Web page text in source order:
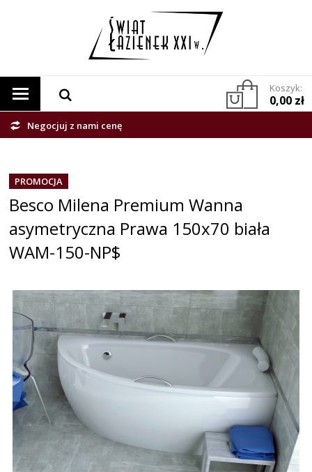
Koszyk:
0,00 zł
Negocjuj z nami cenę
PROMOCJA
Besco Milena Premium Wanna
asymetryczna Prawa 150x70 biała
WAM-150-NP$